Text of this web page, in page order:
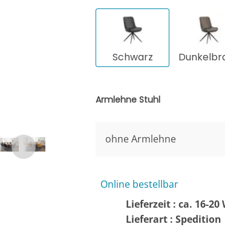
Schwarz
Armlehne Stuhl
ohne Armlehne
Online bestellbar
Lieferzeit : ca. 16-20
Lieferart : Spedition